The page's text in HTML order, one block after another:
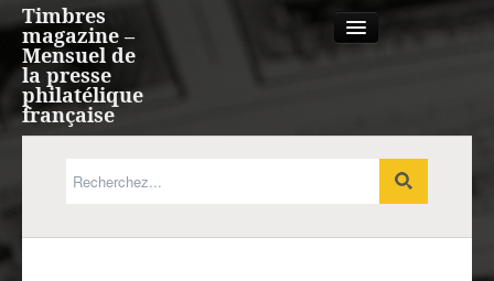
Timbres
magazine –
Mensuel de
la presse
philatélique
française